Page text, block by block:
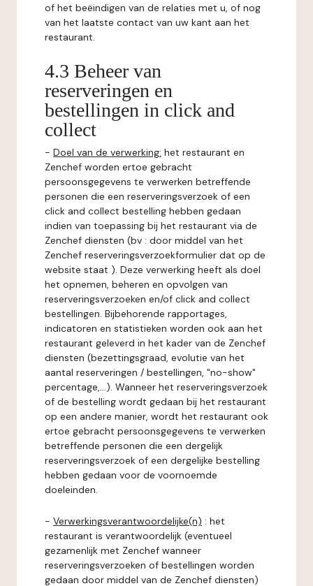
of het beëindigen van de relaties met u, of nog
van het laatste contact van uw kant aan het
restaurant.
4.3 Beheer van
reserveringen en
bestellingen in click and
collect
- Doel van de verwerking: het restaurant en
Zenchef worden ertoe gebracht
persoonsgegevens te verwerken betreffende
personen die een reserveringsverzoek of een
click and collect bestelling hebben gedaan
indien van toepassing bij het restaurant via de
Zenchef diensten (bv : door middel van het
Zenchef reserveringsverzoekformulier dat op de
website staat ). Deze verwerking heeft als doel
het opnemen, beheren en opvolgen van
reserveringsverzoeken en/of click and collect
bestellingen. Bijbehorende rapportages,
indicatoren en statistieken worden ook aan het
restaurant geleverd in het kader van de Zenchef
diensten (bezettingsgraad, evolutie van het
aantal reserveringen / bestellingen, "no-show"
percentage,...). Wanneer het reserveringsverzoek
of de bestelling wordt gedaan bij het restaurant
op een andere manier, wordt het restaurant ook
ertoe gebracht persoonsgegevens te verwerken
betreffende personen die een dergelijk
reserveringsverzoek of een dergelijke bestelling
hebben gedaan voor de voornoemde
doeleinden.
- Verwerkingsverantwoordelijke(n) : het
restaurant is verantwoordelijk (eventueel
gezamenlijk met Zenchef wanneer
reserveringsverzoeken of bestellingen worden
gedaan door middel van de Zenchef diensten)